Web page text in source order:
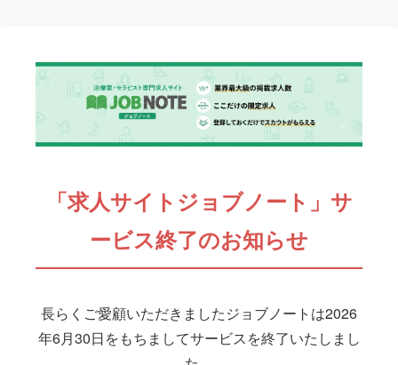
「求人サイトジョブノート」サ
ービス終了のお知らせ
長らくご愛顧いただきましたジョブノートは2026
年6月30日をもちましてサービスを終了いたしまし